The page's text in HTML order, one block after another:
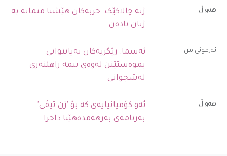
ھەواڵ
ژنە چالاکێک: حزبەکان هێشتا متمانە بە
ژنان نادەن
ئەزمونی من
ئەسما: رێگریەکان نەیانتوانی
بموەستێنن لەوەی ببمە راهێنەری
لەشجوانی
ھەواڵ
ئەو کۆمپانیایەی کە بۆ 'ژن تیڤی'
بەرنامەی بەرهەمدەهێنا داخرا